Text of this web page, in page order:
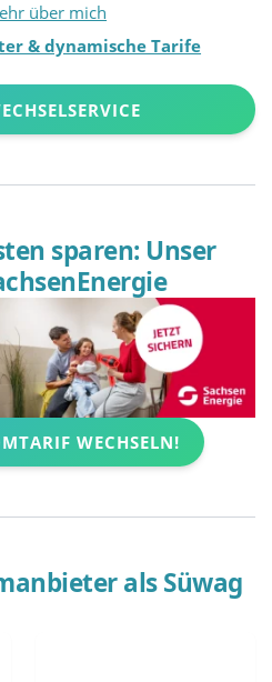
über mich
& dynamische Tarife
sparen: Unser
WECHSELN!
alsSüwag